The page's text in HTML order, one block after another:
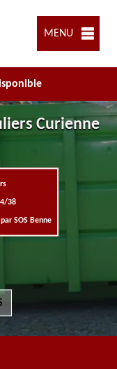
MENU
Curienne
38
SOS Benne